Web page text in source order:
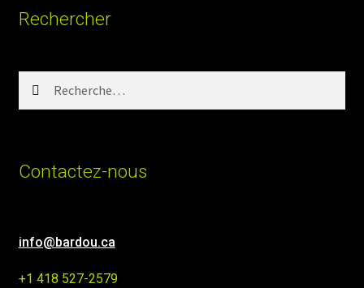
Rechercher
Contactez-nous
info@bardou.ca
+1 418 527-2579